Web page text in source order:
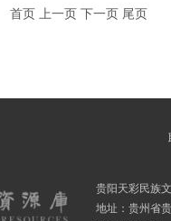
首页 上一页 下一页 尾页
贵阳天彩民族
地址：贵州省